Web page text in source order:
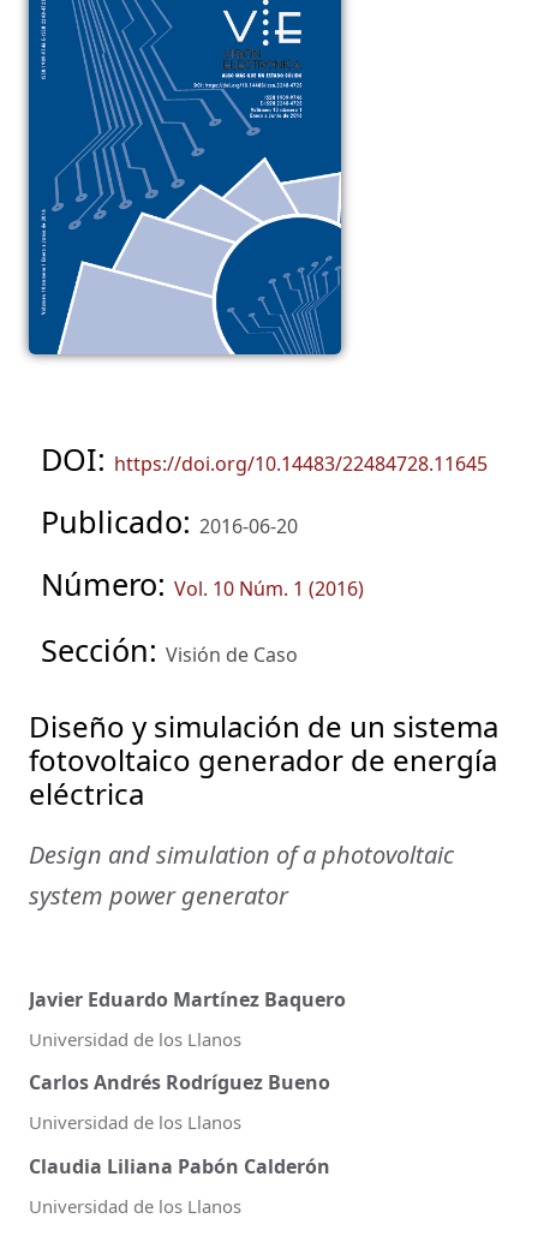
DOI: https://doi.org/10.14483/22484728.11645
Publicado: 2016-06-20
Número: Vol. 10 Núm. 1 (2016)
Sección: Visión de Caso
Diseño y simulación de un sistema
fotovoltaico generador de energía
eléctrica
Design and simulation of a photovoltaic
system power generator
Javier Eduardo Martínez Baquero
Universidad de los Llanos
Carlos Andrés Rodríguez Bueno
Universidad de los Llanos
Claudia Liliana Pabón Calderón
Universidad de los Llanos